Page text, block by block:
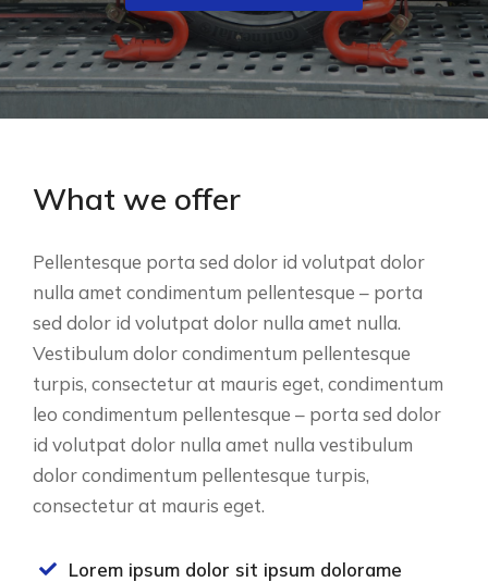
What we offer
Pellentesque porta sed dolor id volutpat dolor
nulla amet condimentum pellentesque – porta
sed dolor id volutpat dolor nulla amet nulla.
Vestibulum dolor condimentum pellentesque
turpis, consectetur at mauris eget, condimentum
leo condimentum pellentesque – porta sed dolor
id volutpat dolor nulla amet nulla vestibulum
dolor condimentum pellentesque turpis,
consectetur at mauris eget.
Lorem ipsum dolor sit ipsum dolorame